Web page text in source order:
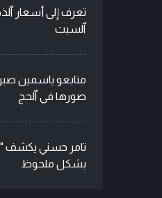
تعرف إلى أسعار
ٱلسبت
متابعو ياسمين
صورها في ٱلحج
تامر حسني يكشف
بشكل ملحوظ